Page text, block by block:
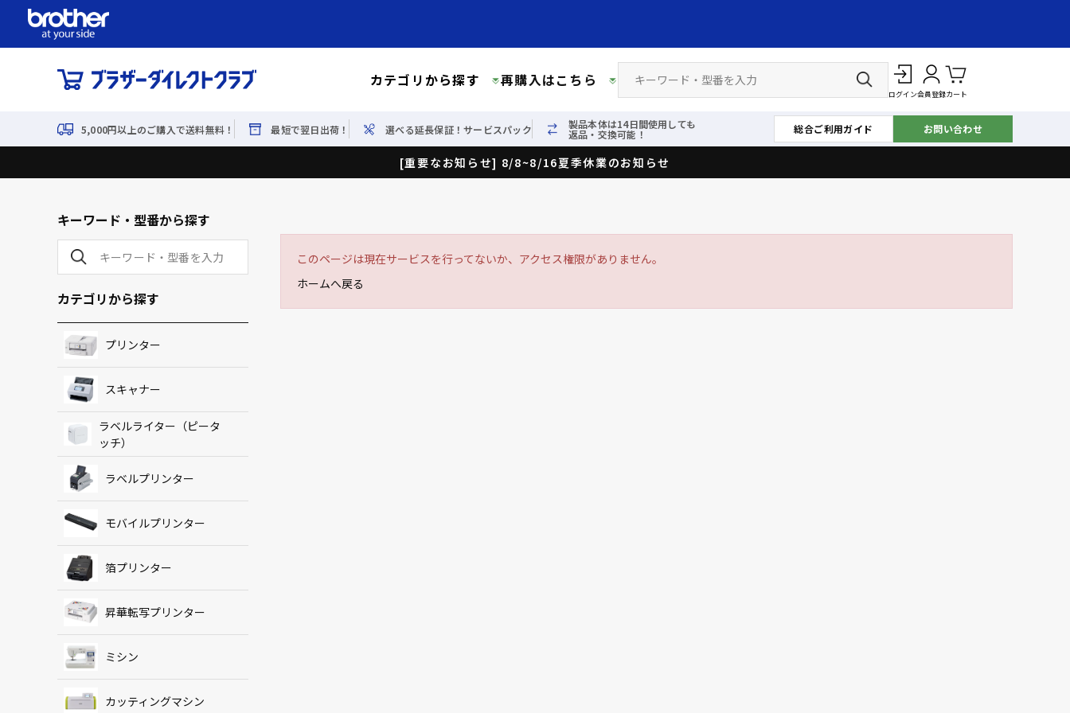
カテゴリから探す 再購入はこちら
ログイン会員登録カート
5,000円以上のご購入で送料無料！ 最短で翌日出荷！ 選べる延長保証！サービスパック 製品本体は14日間使用しても
返品・交換可能！ 総合ご利用ガイド お問い合わせ
[重要なお知らせ] 8/8~8/16夏季休業のお知らせ
キーワード・型番から探す
カテゴリから探す
プリンター
スキャナー
ラベルライター（ピータ
ッチ）
ラベルプリンター
モバイルプリンター
箔プリンター
昇華転写プリンター
ミシン
カッティングマシン
このページは現在サービスを行ってないか、アクセス権限がありません。
ホームへ戻る